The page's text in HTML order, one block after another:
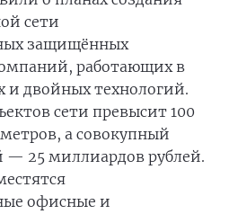
сети
защищённых
работающих в
и двойных технологий.
сети превысит 100
а совокупный
— 25 миллиардов рублей.
офисные и